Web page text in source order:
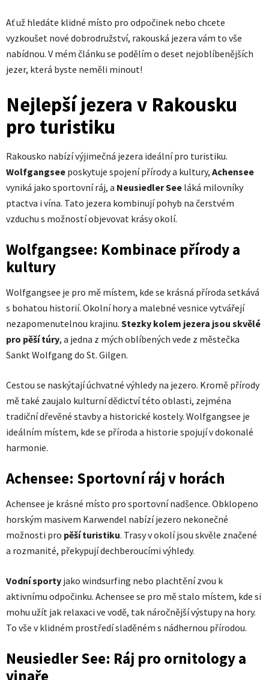
Ať už hledáte klidné místo pro odpočinek nebo chcete
vyzkoušet nové dobrodružství, rakouská jezera vám to vše
nabídnou. V mém článku se podělím o deset nejoblíbenějších
jezer, která byste neměli minout!
Nejlepší jezera v Rakousku
pro turistiku
Rakousko nabízí výjimečná jezera ideální pro turistiku.
Wolfgangsee poskytuje spojení přírody a kultury, Achensee
vyniká jako sportovní ráj, a Neusiedler See láká milovníky
ptactva i vína. Tato jezera kombinují pohyb na čerstvém
vzduchu s možností objevovat krásy okolí.
Wolfgangsee: Kombinace přírody a
kultury
Wolfgangsee je pro mě místem, kde se krásná příroda setkává
s bohatou historií. Okolní hory a malebné vesnice vytvářejí
nezapomenutelnou krajinu. Stezky kolem jezera jsou skvělé
pro pěší túry, a jedna z mých oblíbených vede z městečka
Sankt Wolfgang do St. Gilgen.
Cestou se naskýtají úchvatné výhledy na jezero. Kromě přírody
mě také zaujalo kulturní dědictví této oblasti, zejména
tradiční dřevěné stavby a historické kostely. Wolfgangsee je
ideálním místem, kde se příroda a historie spojují v dokonalé
harmonie.
Achensee: Sportovní ráj v horách
Achensee je krásné místo pro sportovní nadšence. Obklopeno
horským masivem Karwendel nabízí jezero nekonečné
možnosti pro pěší turistiku. Trasy v okolí jsou skvěle značené
a rozmanité, překypují dechberoucími výhledy.
Vodní sporty jako windsurfing nebo plachtění zvou k
aktivnímu odpočinku. Achensee se pro mě stalo místem, kde si
mohu užít jak relaxaci ve vodě, tak náročnější výstupy na hory.
To vše v klidném prostředí sladěném s nádhernou přírodou.
Neusiedler See: Ráj pro ornitology a
vinaře